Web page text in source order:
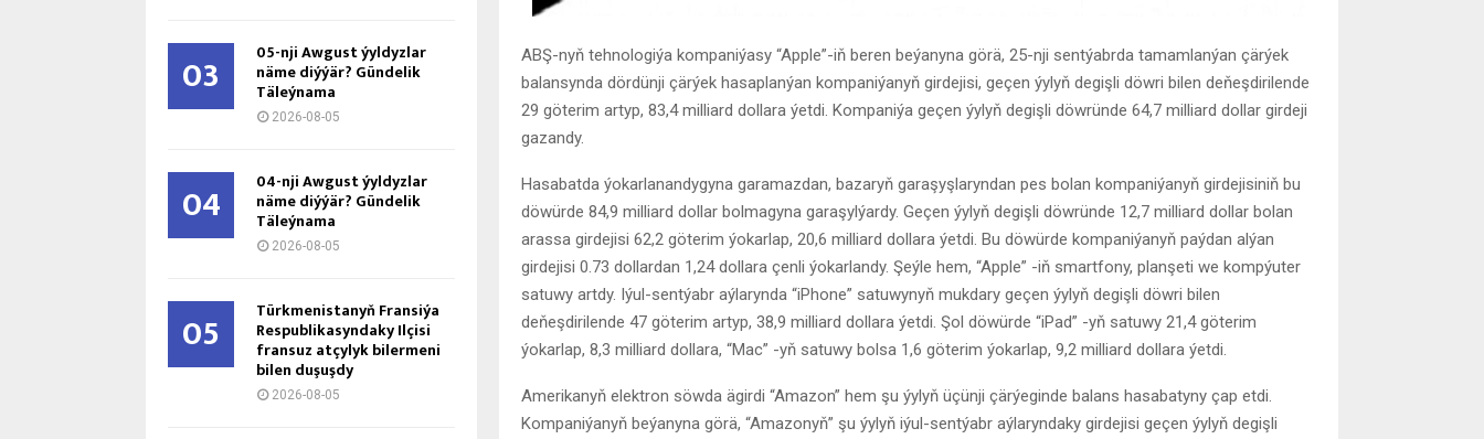
ABŞ-nyň tehnologiýa kompaniýasy “Apple”-iň beren beýanyna görä, 25-nji sentýabrda tamamlanýan çärýek
balansynda dördünji çärýek hasaplanýan kompaniýanyň girdejisi, geçen ýylyň degişli döwri bilen deňeşdirilende
29 göterim artyp, 83,4 milliard dollara ýetdi. Kompaniýa geçen ýylyň degişli döwründe 64,7 milliard dollar girdeji
gazandy.
Hasabatda ýokarlanandygyna garamazdan, bazaryň garaşyşlaryndan pes bolan kompaniýanyň girdejisiniň bu
döwürde 84,9 milliard dollar bolmagyna garaşylýardy. Geçen ýylyň degişli döwründe 12,7 milliard dollar bolan
arassa girdejisi 62,2 göterim ýokarlap, 20,6 milliard dollara ýetdi. Bu döwürde kompaniýanyň paýdan alýan
girdejisi 0.73 dollardan 1,24 dollara çenli ýokarlandy. Şeýle hem, “Apple” -iň smartfony, planşeti we kompýuter
satuwy artdy. Iýul-sentýabr aýlarynda “iPhone” satuwynyň mukdary geçen ýylyň degişli döwri bilen
deňeşdirilende 47 göterim artyp, 38,9 milliard dollara ýetdi. Şol döwürde “iPad” -yň satuwy 21,4 göterim
ýokarlap, 8,3 milliard dollara, “Mac” -yň satuwy bolsa 1,6 göterim ýokarlap, 9,2 milliard dollara ýetdi.
Amerikanyň elektron söwda ägirdi “Amazon” hem şu ýylyň üçünji çärýeginde balans hasabatyny çap etdi.
Kompaniýanyň beýanyna görä, “Amazonyň” şu ýylyň iýul-sentýabr aýlaryndaky girdejisi geçen ýylyň degişli
03 05-nji Awgust ýyldyzlar
näme diýýär? Gündelik
Täleýnama
2026-08-05
04 04-nji Awgust ýyldyzlar
näme diýýär? Gündelik
Täleýnama
2026-08-05
05 Türkmenistanyň Fransiýa
Respublikasyndaky Ilçisi
fransuz atçylyk bilermeni
bilen duşuşdy
2026-08-05